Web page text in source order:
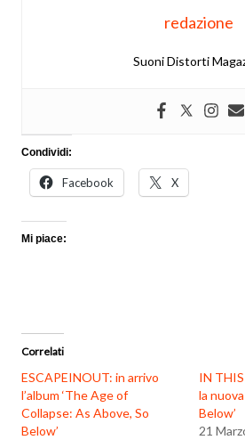
redazione
Suoni Distorti
Condividi:
Facebook X
Mi piace:
Correlati
ESCAPEINOUT: in arrivo
l’album ‘The Age of
Collapse: As Above, So
Below’
IN
la
Below’
21